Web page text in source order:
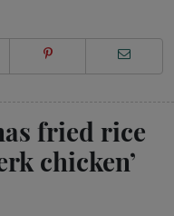
fried rice
chicken’